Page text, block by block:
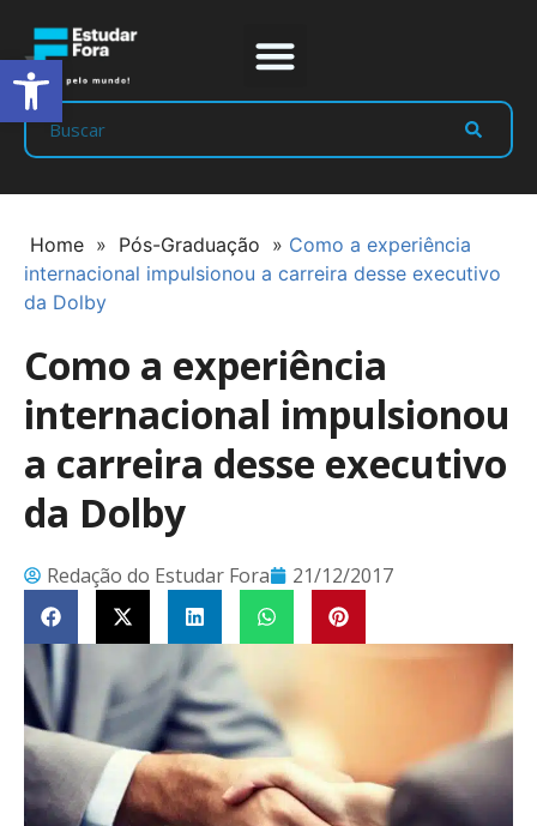
Home » Pós-Graduação » Como a experiência
internacional impulsionou a carreira desse executivo
da Dolby
Como a experiência
internacional impulsionou
a carreira desse executivo
da Dolby
Redação do Estudar Fora 21/12/2017
Abrir a barra de ferramentas